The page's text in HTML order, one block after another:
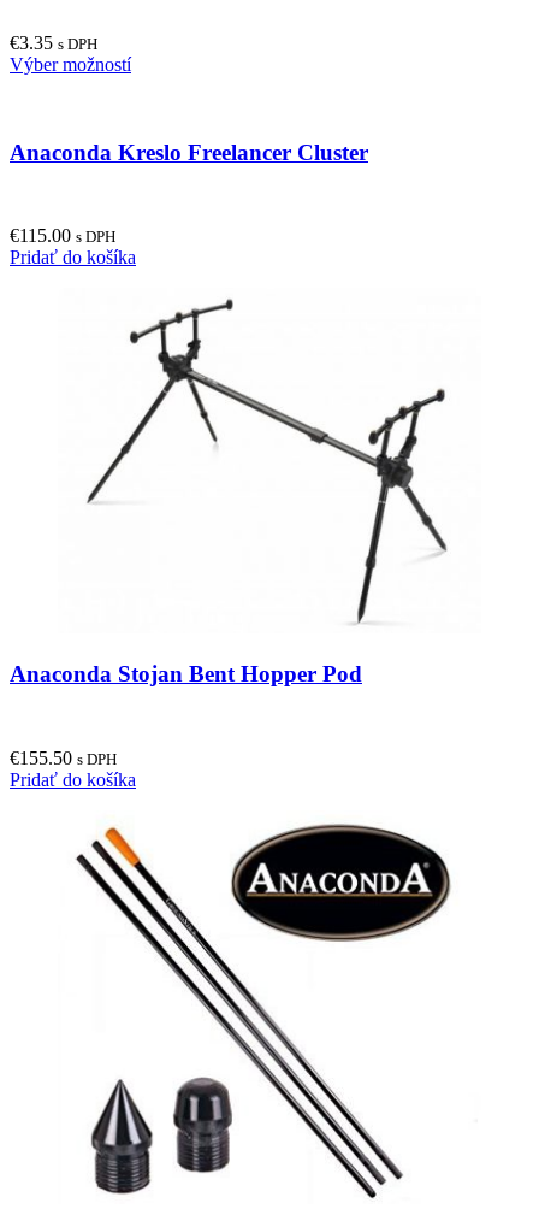
chosen
page
€3.35 s DPH
Výber možnostíThis
variants.
chosen
product
page
Anaconda Kreslo Freelancer Cluster
€115.00 s DPH
Pridať do košíka
Anaconda Stojan Bent Hopper Pod
€155.50 s DPH
Pridať do košíka